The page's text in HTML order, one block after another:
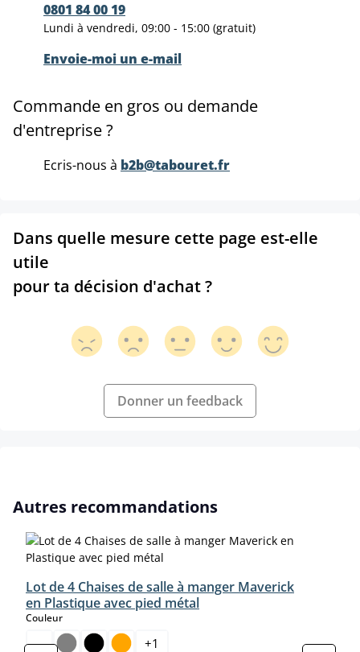
0801 84 00 19
Lundi à vendredi, 09:00 - 15:00 (gratuit)
Envoie-moi un e-mail
Commande en gros ou demande
d'entreprise ?
Ecris-nous à b2b@tabouret.fr
Dans quelle mesure cette page est-elle
utile
pour ta décision d'achat ?
Donner un feedback
Ignorer la galerie de produits
Autres recommandations
Lot de 4 Chaises de salle à manger Maverick
en Plastique avec pied métal
Couleurselect
+1